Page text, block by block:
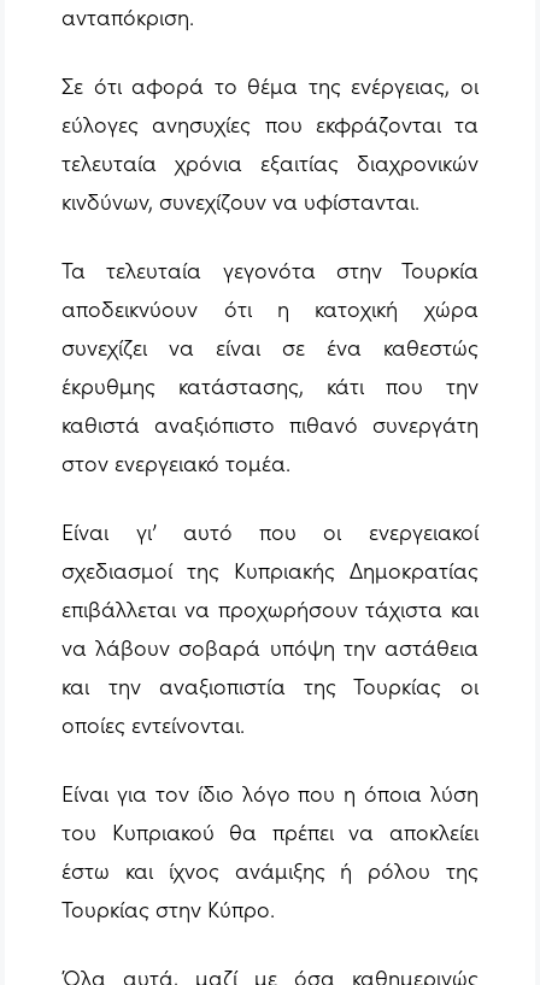
ανταπόκριση.
Σε ότι αφορά το θέμα της ενέργειας, οι
εύλογες ανησυχίες που εκφράζονται τα
τελευταία χρόνια εξαιτίας διαχρονικών
κινδύνων, συνεχίζουν να υφίστανται.
Τα τελευταία γεγονότα στην Τουρκία
αποδεικνύουν ότι η κατοχική χώρα
συνεχίζει να είναι σε ένα καθεστώς
έκρυθμης κατάστασης, κάτι που την
καθιστά αναξιόπιστο πιθανό συνεργάτη
στον ενεργειακό τομέα.
Είναι γι’ αυτό που οι ενεργειακοί
σχεδιασμοί της Κυπριακής Δημοκρατίας
επιβάλλεται να προχωρήσουν τάχιστα και
να λάβουν σοβαρά υπόψη την αστάθεια
και την αναξιοπιστία της Τουρκίας οι
οποίες εντείνονται.
Είναι για τον ίδιο λόγο που η όποια λύση
του Κυπριακού θα πρέπει να αποκλείει
έστω και ίχνος ανάμιξης ή ρόλου της
Τουρκίας στην Κύπρο.
Όλα αυτά, μαζί με όσα καθημερινώς